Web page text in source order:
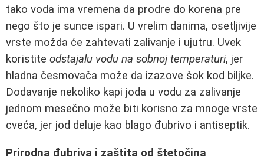
tako voda ima vremena da prodre do korena pre
nego što je sunce ispari. U vrelim danima, osetljivije
vrste možda će zahtevati zalivanje i ujutru. Uvek
koristite odstajalu vodu na sobnoj temperaturi, jer
hladna česmovača može da izazove šok kod biljke.
Dodavanje nekoliko kapi joda u vodu za zalivanje
jednom mesečno može biti korisno za mnoge vrste
cveća, jer jod deluje kao blago đubrivo i antiseptik.
Prirodna đubriva i zaštita od štetočina